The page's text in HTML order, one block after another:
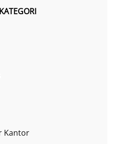
KATEGORI
Kantor